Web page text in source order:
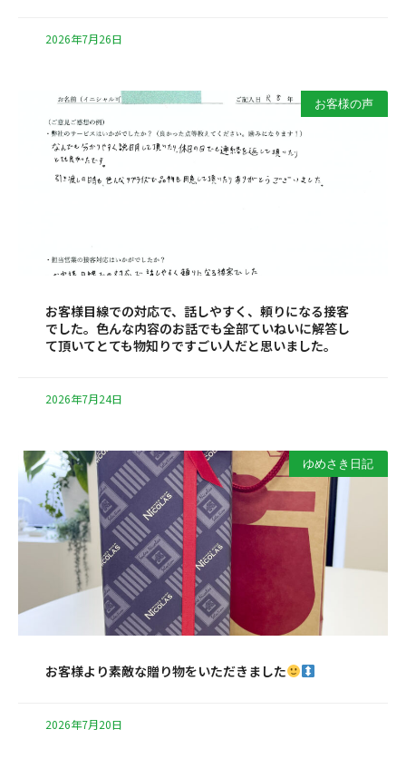
2026年7月26日
お客様の声
お客様目線での対応で、話しやすく、頼りになる接客
でした。色んな内容のお話でも全部ていねいに解答し
て頂いてとても物知りですごい人だと思いました。
2026年7月24日
ゆめさき日記
お客様より素敵な贈り物をいただきました
2026年7月20日